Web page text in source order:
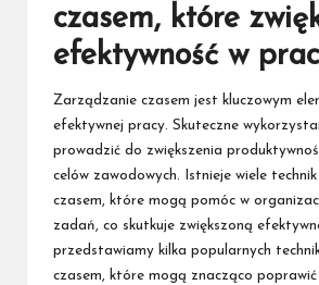
czasem, które
efektywność w
Zarządzanie czasem jest kluczowym
efektywnej pracy. Skuteczne
prowadzić do zwiększenia
celów zawodowych. Istnieje wiele
czasem, które mogą pomóc w
zadań, co skutkuje zwiększoną
przedstawiamy kilka popularnych
czasem, które mogą znacząco poprawić